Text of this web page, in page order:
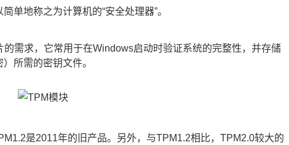
单地称之为计算机的“安全处理器”。
需求，它常用于在Windows启动时验证系统的完整性，并存储
所需的密钥文件。
是2011年的旧产品。另外，与TPM1.2相比，TPM2.0较大的